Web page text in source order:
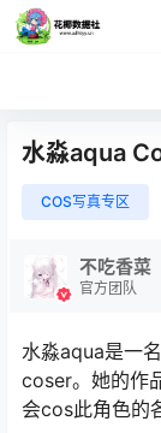
水淼aqua
COS写真专区
不吃香菜
官方团队
水淼aqua是一
coser。她的作
会cos此角色的